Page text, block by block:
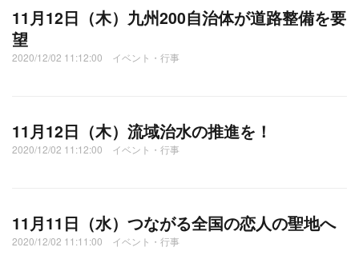
11月12日（木）九州200自治体が道路整備を要
望
2020/12/02 11:12:00 イベント・行事
11月12日（木）流域治水の推進を！
2020/12/02 11:12:00 イベント・行事
11月11日（水）つながる全国の恋人の聖地へ
2020/12/02 11:11:00 イベント・行事